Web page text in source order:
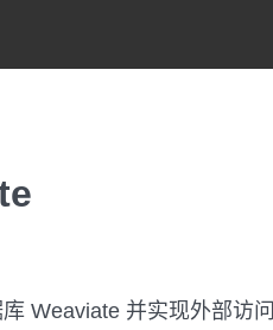
Weaviate 并实现外部访问